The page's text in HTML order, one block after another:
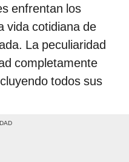
enfrentan los
vida cotidiana de
La peculiaridad
completamente
todos sus